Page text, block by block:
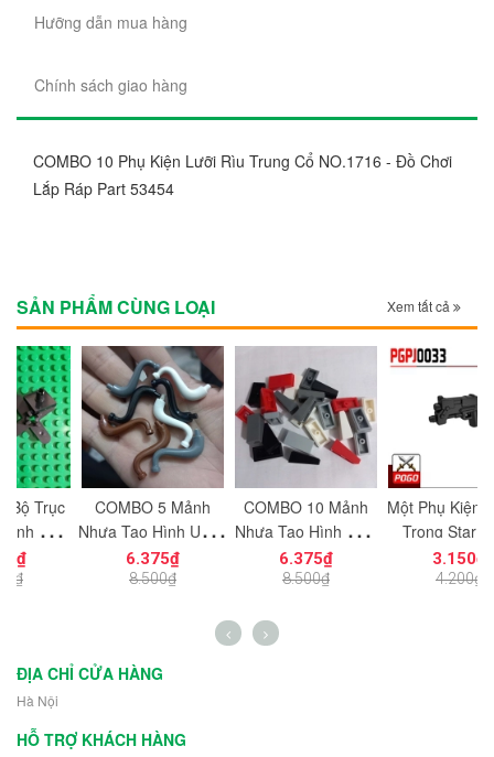
Hưỡng dẫn mua hàng
Chính sách giao hàng
COMBO 10 Phụ Kiện Lưỡi Rìu Trung Cổ NO.1716 - Đồ Chơi
Lắp Ráp Part 53454
SẢN PHẨM CÙNG LOẠI Xem tất cả
COMBO 5 Mảnh
Nhựa Tạo Hình Uống
Cong Dùng Cho Mô
Hình Nhân Vật Mini
COMBO 10 Mảnh
Nhựa Tạo Hình Trơn
Vát Dọc 1x2
NO.1725 Đồ Chơi
Một Phụ Kiện Vũ Khí
Trong Star Wars
PGPJ0033 NO.1198
- Phụ Kiện MOC
ĐỊA CHỈ CỬA HÀNG
Hà Nội
HỖ TRỢ KHÁCH HÀNG